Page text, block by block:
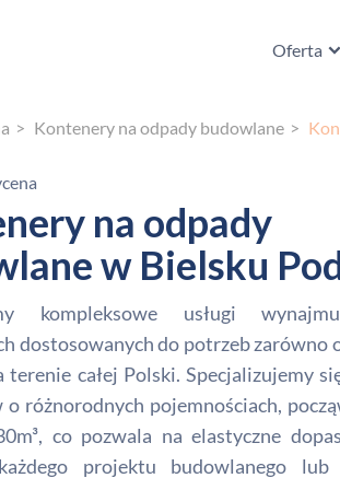
Oferta
Kontenery na odpady budowlane
na odpady
w Bielsku
kompleksowe usługi
dostosowanych do potrzeb zarówno
terenie całej Polski. Specjalizujemy
różnorodnych pojemnościach,
co pozwala na elastyczne
projektu budowlanego lub